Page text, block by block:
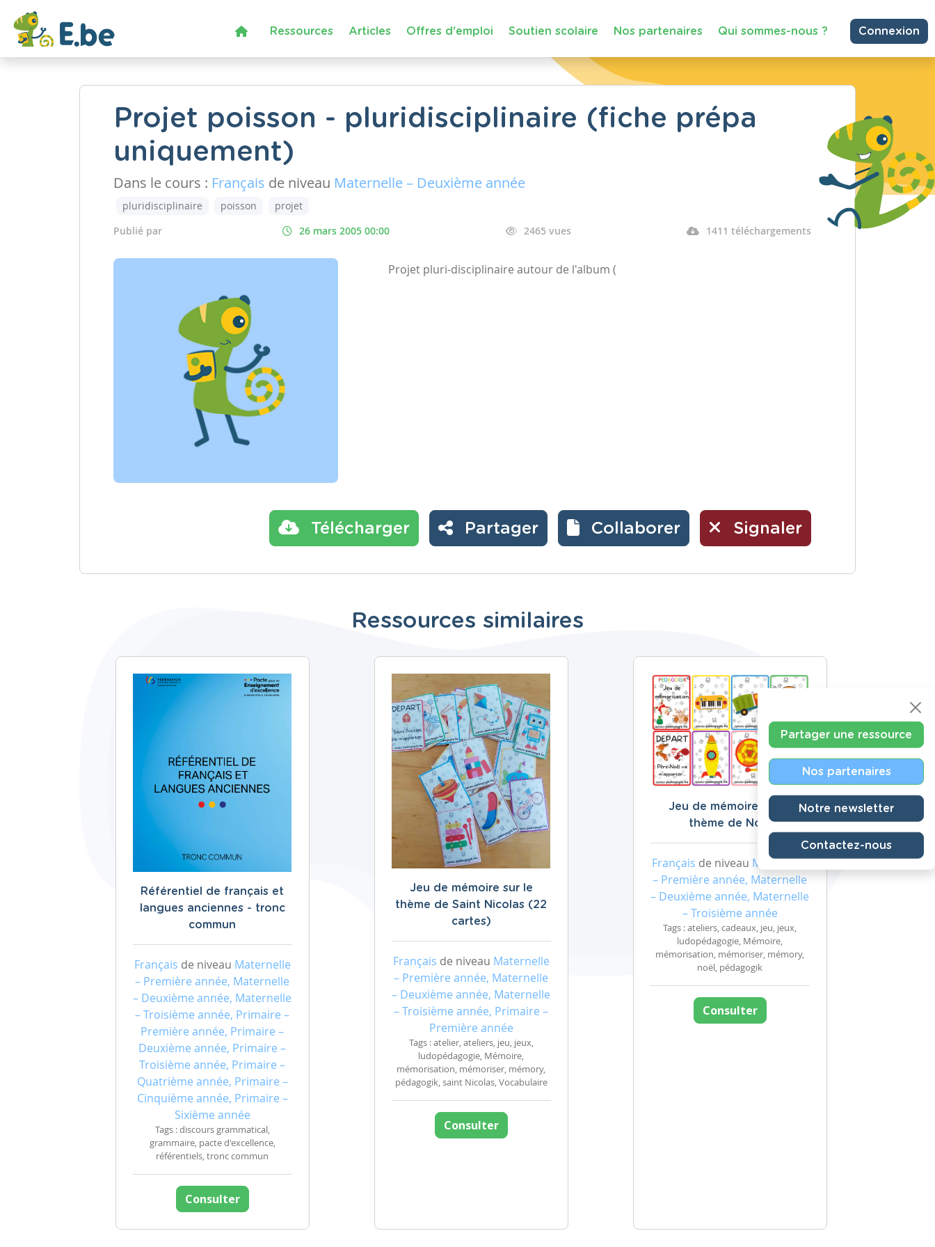
Ressources Articles Offres d'emploi Soutien scolaire Nos partenaires Qui sommes-nous ? Connexion
Projet poisson - pluridisciplinaire (fiche prépa
uniquement)
Dans le cours : Français de niveau Maternelle – Deuxième année
pluridisciplinaire poisson
projet
Publié par
26 mars 2005 00:00 2465 vues 1411 téléchargements
Projet pluri-disciplinaire autour de l'album (
Télécharger Partager Collaborer Signaler
Ressources similaires
Référentiel de français et
langues anciennes - tronc
commun
Français de niveau Maternelle
– Première année, Maternelle
– Deuxième année, Maternelle
– Troisième année, Primaire –
Première année, Primaire –
Deuxième année, Primaire –
Troisième année, Primaire –
Quatrième année, Primaire –
Cinquième année, Primaire –
Sixième année
Tags : discours grammatical,
grammaire, pacte d'excellence,
référentiels, tronc commun
Consulter
Jeu de mémoire sur le
thème de Saint Nicolas (22
cartes)
Français de niveau Maternelle
– Première année, Maternelle
– Deuxième année, Maternelle
– Troisième année, Primaire –
Première année
Tags : atelier, ateliers, jeu, jeux,
ludopédagogie, Mémoire,
mémorisation, mémoriser, mémory,
pédagogik, saint Nicolas, Vocabulaire
Consulter
Jeu de mémoire sur le
thème de Noël
Français de niveau Maternelle
– Première année, Maternelle
– Deuxième année, Maternelle
– Troisième année
Tags : ateliers, cadeaux, jeu, jeux,
ludopédagogie, Mémoire,
mémorisation, mémoriser, mémory,
noël, pédagogik
Consulter
Partager une ressource
Nos partenaires
Notre newsletter
Contactez-nous